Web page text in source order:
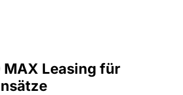
MAX Leasing für